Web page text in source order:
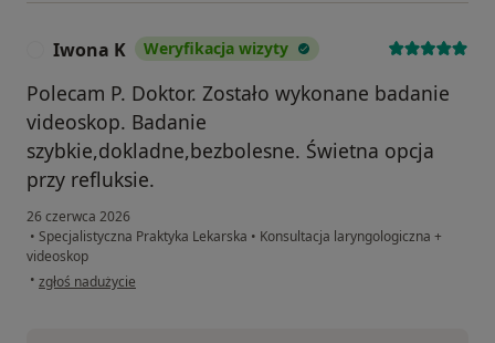
Iwona K Weryfikacja wizyty
Polecam P. Doktor. Zostało wykonane badanie
videoskop. Badanie
szybkie,dokladne,bezbolesne. Świetna opcja
przy refluksie.
26 czerwca 2026
• Specjalistyczna Praktyka Lekarska • Konsultacja laryngologiczna +
videoskop
• w opinii użytkownika Iwona K
zgłoś nadużycie